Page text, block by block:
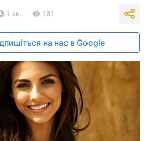
1 хв. 181
на нас в Google